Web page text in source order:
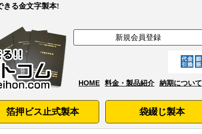
きる金文字製本!
新規会員登録
HOME 料金・製品紹介 納期について
箔押ビス止式製本 袋綴じ製本